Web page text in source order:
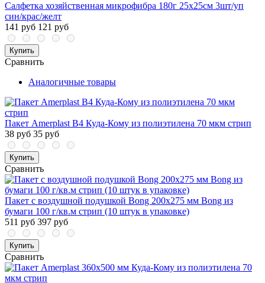
Салфетка хозяйственная микрофибра 180г 25х25см 3шт/уп
син/крас/желт
141 руб 121 руб
Купить
Сравнить
Аналогичные товары
Пакет Amerplast В4 Куда-Кому из полиэтилена 70 мкм стрип
38 руб 35 руб
Купить
Сравнить
Пакет с воздушной подушкой Bong 200x275 мм Bong из
бумаги 100 г/кв.м стрип (10 штук в упаковке)
511 руб 397 руб
Купить
Сравнить